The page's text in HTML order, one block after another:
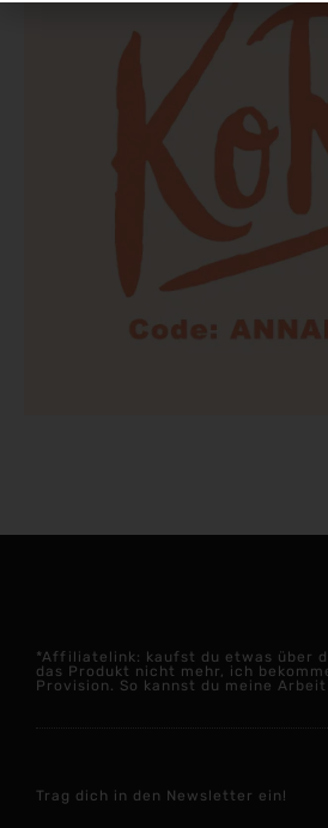
*Affiliatelink: kaufst du etwas über
das Produkt nicht mehr, ich
Provision. So kannst du meine
Trag dich in den Newsletter ein!